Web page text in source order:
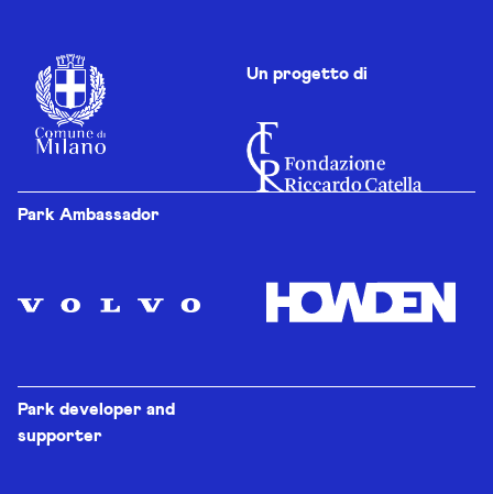
Un progetto di
Park Ambassador
Park developer and
supporter